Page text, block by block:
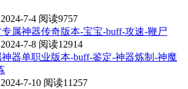
2024-7-4 阅读9757
属神器传奇版本-宝宝-buff-攻速-鞭尸
2024-7-8 阅读12914
器单职业版本-buff-鉴定-神器炼制-神魔
2024-7-10 阅读11257